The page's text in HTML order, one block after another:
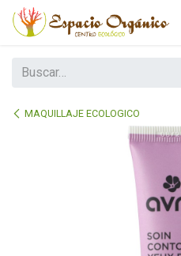
Ir al contenido
MAQUILLAJE ECOLOGICO